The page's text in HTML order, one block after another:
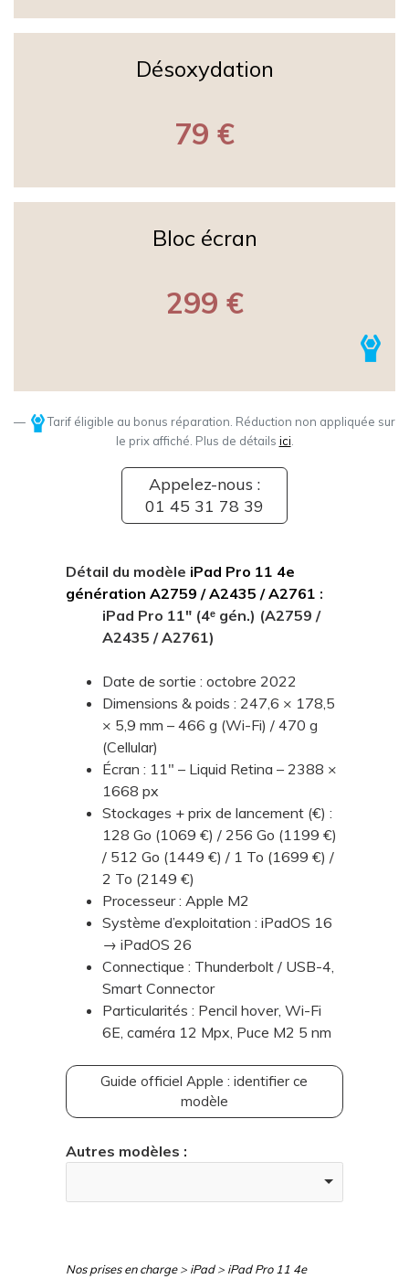
Désoxydation
79 €
Bloc écran
299 €
Tarif éligible au bonus réparation. Réduction non appliquée sur
le prix affiché. Plus de détails ici
Appelez-nous :
01 45 31 78 39
Détail du modèle iPad Pro 11 4e
génération A2759 / A2435 / A2761 :
iPad Pro 11" (4ᵉ gén.) (A2759 /
A2435 / A2761)
Date de sortie : octobre 2022
Dimensions & poids : 247,6 × 178,5
× 5,9 mm – 466 g (Wi-Fi) / 470 g
(Cellular)
Écran : 11" – Liquid Retina – 2388 ×
1668 px
Stockages + prix de lancement (€) :
128 Go (1069 €) / 256 Go (1199 €)
/ 512 Go (1449 €) / 1 To (1699 €) /
2 To (2149 €)
Processeur : Apple M2
Système d’exploitation : iPadOS 16
→ iPadOS 26
Connectique : Thunderbolt / USB-4,
Smart Connector
Particularités : Pencil hover, Wi-Fi
6E, caméra 12 Mpx, Puce M2 5 nm
Guide officiel Apple : identifier ce
modèle
Autres modèles :
Nos prises en charge> iPad> iPad Pro 11 4e